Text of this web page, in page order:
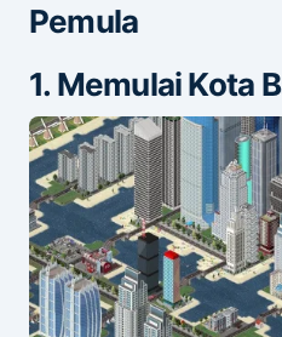
Pemula
1. Memulai Kota